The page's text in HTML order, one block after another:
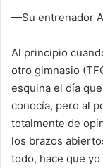
—Su entrenador
Al principio
otro gimnasio
esquina el día
conocía, pero al
totalmente de
los brazos
todo, hace que